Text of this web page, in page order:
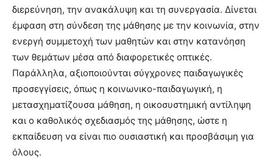
διερεύνηση, την ανακάλυψη και τη συνεργασία. Δίνεται
έμφαση στη σύνδεση της μάθησης με την κοινωνία, στην
ενεργή συμμετοχή των μαθητών και στην κατανόηση
των θεμάτων μέσα από διαφορετικές οπτικές.
Παράλληλα, αξιοποιούνται σύγχρονες παιδαγωγικές
προσεγγίσεις, όπως η κοινωνικο-παιδαγωγική, η
μετασχηματίζουσα μάθηση, η οικοσυστημική αντίληψη
και ο καθολικός σχεδιασμός της μάθησης, ώστε η
εκπαίδευση να είναι πιο ουσιαστική και προσβάσιμη για
όλους.